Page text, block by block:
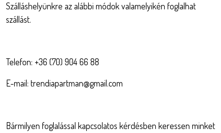
Szálláshelyünkre az alábbi módok valamelyikén foglalhat
szállást.
Telefon: +36 (70) 904 66 88
E-mail: trendiapartman@gmail.com
Bármilyen foglalással kapcsolatos kérdésben keressen minket